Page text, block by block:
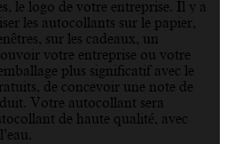
le logo de votre entreprise. Il y a
les autocollants sur le papier,
sur les cadeaux, un
votre entreprise ou votre
plus significatif avec le
de concevoir une note de
Votre autocollant sera
de haute qualité, avec